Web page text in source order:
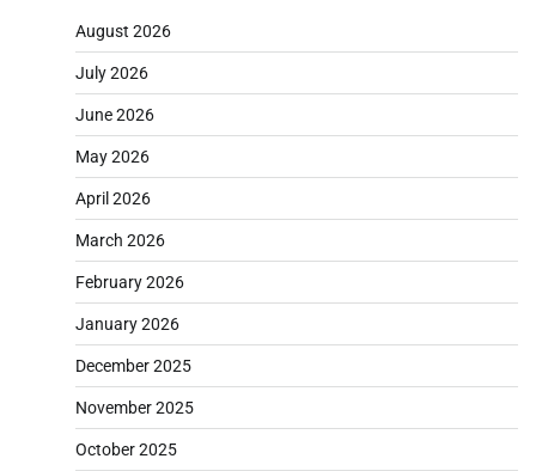
August 2026
July 2026
June 2026
May 2026
April 2026
March 2026
February 2026
January 2026
December 2025
November 2025
October 2025